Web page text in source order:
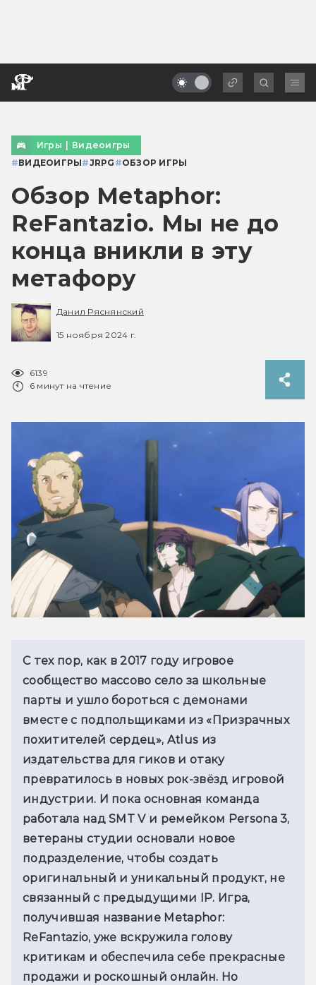
Игры | Видеоигры
#ВИДЕОИГРЫ#JRPG #ОБЗОР ИГРЫ
Обзор Metaphor:
ReFantazio. Мы не до
конца вникли в эту
метафору
Данил Ряснянский
15 ноября 2024 г.
6139
6 минут на чтение
С тех пор, как в 2017 году игровое
сообщество массово село за школьные
парты и ушло бороться с демонами
вместе с подпольщиками из «Призрачных
похитителей сердец», Atlus из
издательства для гиков и отаку
превратилось в новых рок-звёзд игровой
индустрии. И пока основная команда
работала над SMT V и ремейком Persona 3,
ветераны студии основали новое
подразделение, чтобы создать
оригинальный и уникальный продукт, не
связанный с предыдущими IP. Игра,
получившая название Metaphor:
ReFantazio, уже вскружила голову
критикам и обеспечила себе прекрасные
продажи и роскошный онлайн. Но